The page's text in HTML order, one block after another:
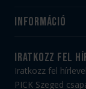
Utánpótlás
#HandballFamily
Munkatársaink
PICK Aréna
Információ
Jegy- és
Webshop
iratkozz fel
Iratkozz fel
PICK Szeged